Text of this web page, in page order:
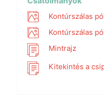
Kontúrszálas
Kontúrszálas
Mintrajz
Kitekintés a